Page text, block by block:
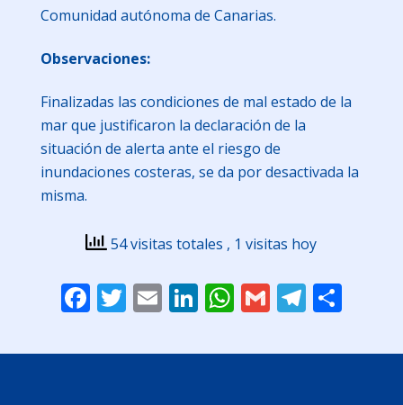
Comunidad autónoma de Canarias.
Observaciones:
Finalizadas las condiciones de mal estado de la
mar que justificaron la declaración de la
situación de alerta ante el riesgo de
inundaciones costeras, se da por desactivada la
misma.
54 visitas totales , 1 visitas hoy
Facebook
Twitter
EmailLinkedIn
WhatsApp
Gmail